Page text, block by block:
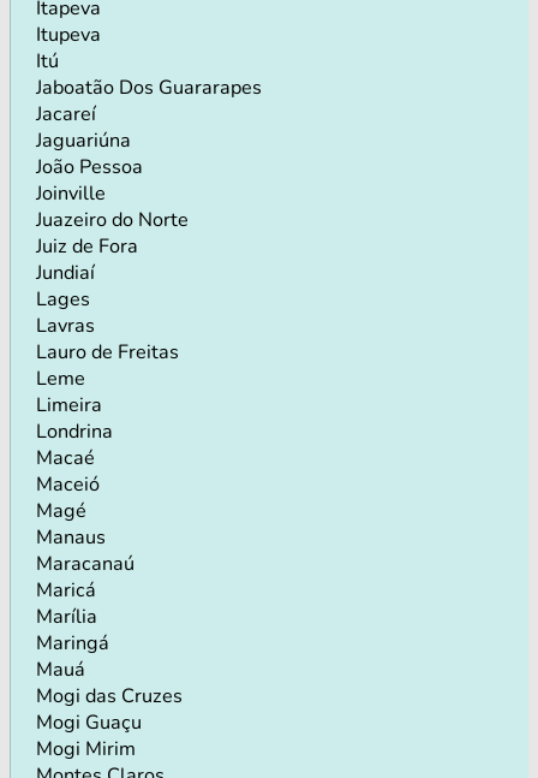
Itapeva
Itupeva
Itú
Jaboatão Dos Guararapes
Jacareí
Jaguariúna
João Pessoa
Joinville
Juazeiro do Norte
Juiz de Fora
Jundiaí
Lages
Lavras
Lauro de Freitas
Leme
Limeira
Londrina
Macaé
Maceió
Magé
Manaus
Maracanaú
Maricá
Marília
Maringá
Mauá
Mogi das Cruzes
Mogi Guaçu
Mogi Mirim